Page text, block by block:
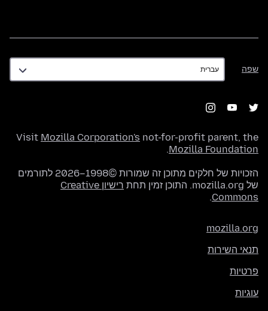
שפה
שפה
Visit Mozilla Corporation's not-for-profit parent, the
Mozilla Foundation
.
הזכויות של חלקים מתוכן זה שמורות ©1998–2026 לתורמים
של mozilla.org. התוכן זמין תחת
רישיון Creative
Commons
.
mozilla.org
תנאי השירות
פרטיות
עוגיות